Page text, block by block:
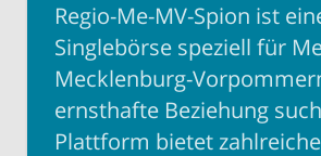
Regio-Me-MV-Spion ist
Singlebörse speziell für
Mecklenburg-
ernsthafte Beziehung
Plattform bietet zahlreiche